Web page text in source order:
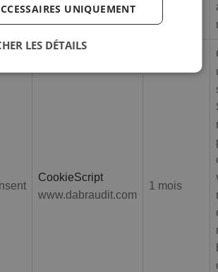
CookieScript
www.dabraudit.com
1 mois
UNIQUEMENT
LES DÉTAILS